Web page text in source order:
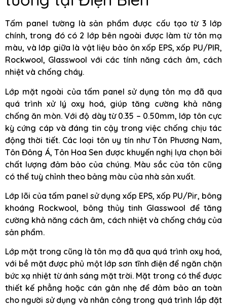
Tấm panel tường là sản phẩm được cấu tạo từ 3 lớp
chính, trong đó có 2 lớp bên ngoài được làm từ tôn mạ
màu, và lớp giữa là vật liệu bảo ôn xốp EPS, xốp PU/PIR,
Rockwool, Glasswool với các tính năng cách âm, cách
nhiệt và chống cháy.
Lớp mặt ngoài của tấm panel sử dụng tôn mạ đã qua
quá trình xử lý oxy hoá, giúp tăng cường khả năng
chống ăn mòn. Với độ dày từ 0.35 – 0.50mm, lớp tôn cực
kỳ cứng cáp và đáng tin cậy trong việc chống chịu tác
động thời tiết. Các loại tôn uy tín như Tôn Phương Nam,
Tôn Đông Á, Tôn Hoa Sen được khuyến nghị lựa chọn bởi
chất lượng đảm bảo của chúng. Màu sắc của tôn cũng
có thể tuỳ chỉnh theo bảng màu của nhà sản xuất.
Lớp lõi của tấm panel sử dụng xốp EPS, xốp PU/Pir, bông
khoáng Rockwool, bông thủy tinh Glasswool để tăng
cường khả năng cách âm, cách nhiệt và chống cháy của
sản phẩm.
Lớp mặt trong cũng là tôn mạ đã qua quá trình oxy hoá,
với bề mặt được phủ một lớp sơn tĩnh điện để ngăn chặn
bức xạ nhiệt từ ánh sáng mặt trời. Mặt trong có thể được
thiết kế phẳng hoặc cán gân nhẹ để đảm bảo an toàn
cho người sử dụng và nhân công trong quá trình lắp đặt